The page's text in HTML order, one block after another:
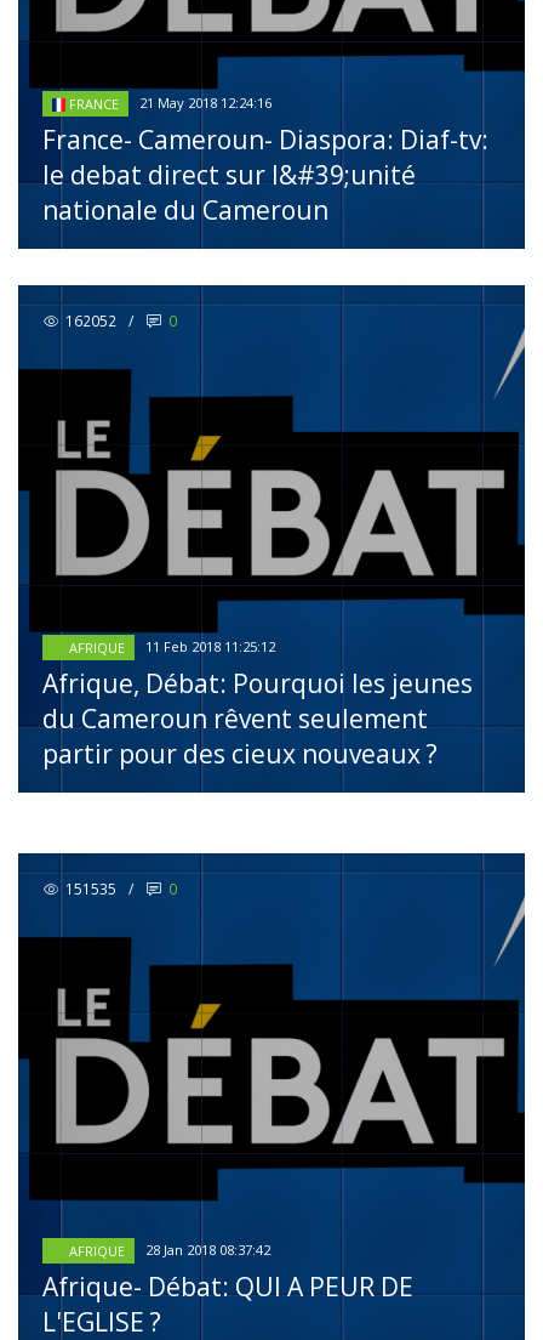
FRANCE 21 May 2018 12:24:16
France- Cameroun- Diaspora: Diaf-tv:
le debat direct sur l&#39;unité
nationale du Cameroun
162052 / 0
AFRIQUE 11 Feb 2018 11:25:12
Afrique, Débat: Pourquoi les jeunes
du Cameroun rêvent seulement
partir pour des cieux nouveaux ?
151535 / 0
AFRIQUE 28 Jan 2018 08:37:42
Afrique- Débat: QUI A PEUR DE
L'EGLISE ?